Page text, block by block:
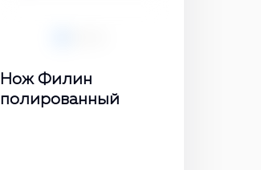
Нож Филин
полированный